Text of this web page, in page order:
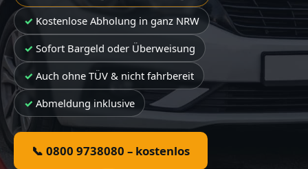
Kostenlose Abholung in ganz NRW
Sofort Bargeld oder Überweisung
Auch ohne TÜV & nicht fahrbereit
Abmeldung inklusive
📞 0800 9738080 – kostenlos